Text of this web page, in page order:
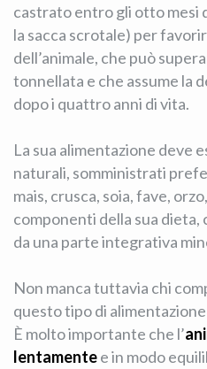
castrato entro gli otto mesi
la sacca scrotale) per
dell’animale, che può
tonnellata e che assume la
dopo i quattro anni di vita.
La sua alimentazione deve
naturali, somministrati
mais, crusca, soia, fave,
componenti della sua
da una parte integrativa
Non manca tuttavia chi
questo tipo di
È molto importante che l’
lentamentee in modo